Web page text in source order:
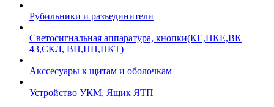
Рубильники и разъединители
Светосигнальная аппаратура, кнопки(КЕ,ПКЕ,ВК
43,СКЛ, ВП,ПП,ПКТ)
Акссесуары к щитам и оболочкам
Устройство УКМ, Ящик ЯТП